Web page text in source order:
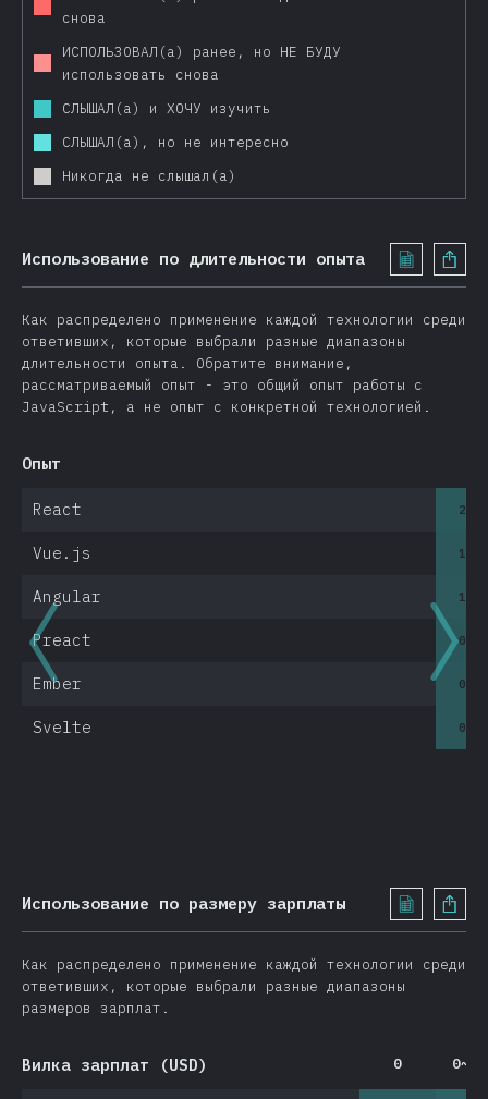
Nuxt
Gatsby
Другие фреймворки
Тестирование
Jest
Storybook
Cypress
Enzyme
Jasmine
Puppeteer
Награды
Заключение
снова
ИСПОЛЬЗОВАЛ(а) ранее, но НЕ БУДУ
использовать снова
СЛЫШАЛ(а) и ХОЧУ изучить
СЛЫШАЛ(а), но не интересно
Никогда не слышал(а)
Использование по длительности опыта
Как распределено применение каждой технологии среди
ответивших, которые выбрали разные диапазоны
длительности опыта. Обратите внимание,
рассматриваемый опыт - это общий опыт работы с
JavaScript, а не опыт с конкретной технологией.
Опыт
React 2.3
Vue.js 1.4
Angular 1.6
Preact 0.3
Ember 0.8
Svelte 0.7
Использование по размеру зарплаты
Как распределено применение каждой технологии среди
ответивших, которые выбрали разные диапазоны
размеров зарплат.
Вилка зарплат (USD) 0